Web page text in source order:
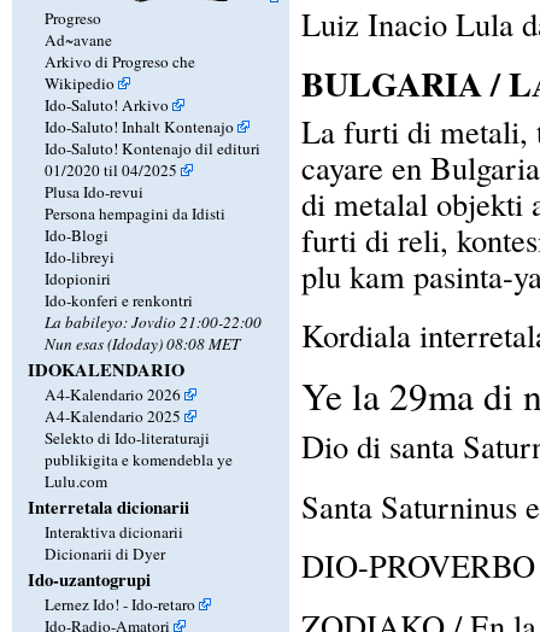
Progreso
Ad~avane
Arkivo di Progreso che
Wikipedio
Ido-Saluto! Arkivo
Ido-Saluto! Inhalt Kontenajo
Ido-Saluto! Kontenajo dil edituri
01/2020 til 04/2025
Plusa Ido-revui
Persona hempagini da Idisti
Ido-Blogi
Ido-libreyi
Idopioniri
Ido-konferi e renkontri
La babileyo: Jovdio 21:00-22:00
Nun esas (Idoday) 08:08 MET
IDOKALENDARIO
A4-Kalendario 2026
A4-Kalendario 2025
Selekto di Ido-literaturaji
publikigita e komendebla ye
Lulu.com
Interretala dicionarii
Interaktiva dicionarii
Dicionarii di Dyer
Ido-uzantogrupi
Lernez Ido! - Ido-retaro
Ido-Radio-Amatori
Luiz Inacio Lula
BULGARIA /
La furti di metali,
cayare en
di metalal objekti
furti di reli,
plu kam pasinta-
Kordiala
Ye la 29ma di
Dio di santa
Santa Saturninus
DIO-